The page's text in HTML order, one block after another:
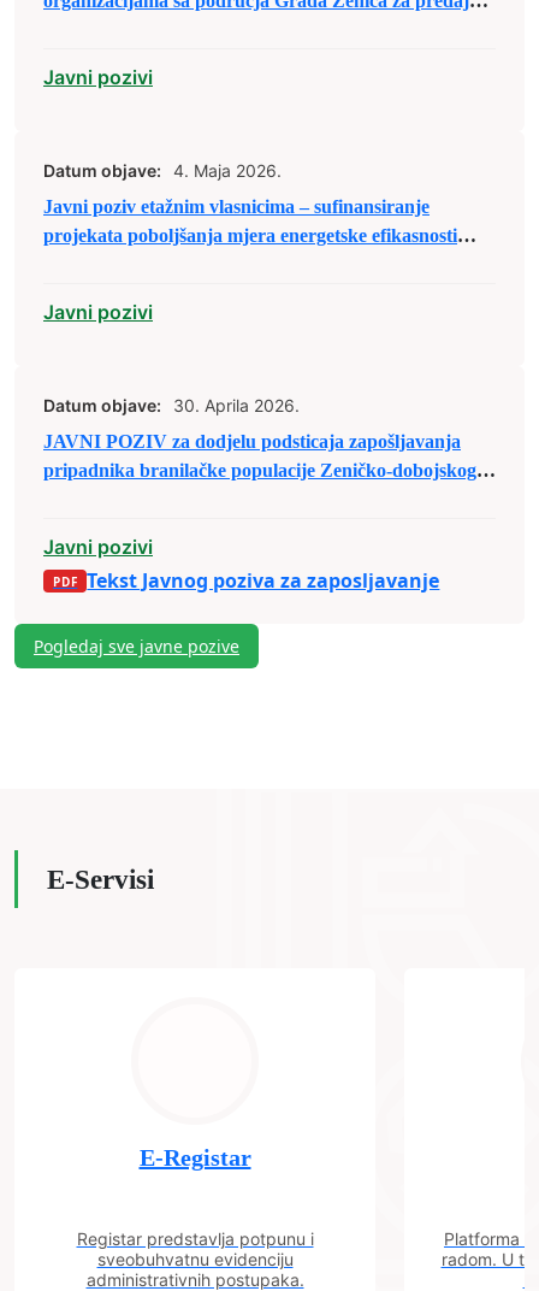
Javni pozivi
Datum objave:
4. Maja 2026.
Javni poziv etažnim vlasnicima – sufinansiranje
projekata poboljšanja mjera energetske efikasnosti
Javni pozivi
Datum objave:
30. Aprila 2026.
JAVNI POZIV za dodjelu podsticaja zapošljavanja
pripadnika branilačke populacije Zeničko-dobojskog
Javni pozivi
Tekst Javnog poziva za zaposljavanje
Pogledaj sve javne pozive
E-Servisi
E-Registar
Registar predstavlja potpunu i
sveobuhvatnu evidenciju
administrativnih postupaka.
Platforma
radom. U